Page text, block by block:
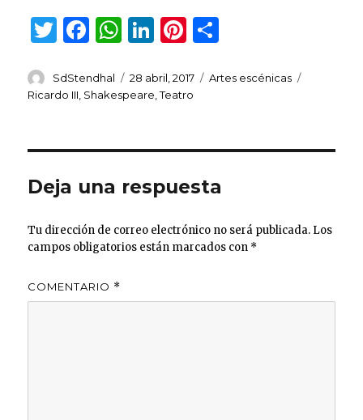
T
it
te
F
c
e
o
o
W
at
s
p
p
Li
k
e
n
Pi
te
re
m
ti
r
Autor
SdStendhal
Publicado
el
28 abril, 2017 Categorías
Artes escénicas
Ricardo III Shakespeare ,Teatro
Deja una respuesta
Tu dirección de correo electrónico no será publicada. Los
campos obligatorios están marcados con *
COMENTARIO *